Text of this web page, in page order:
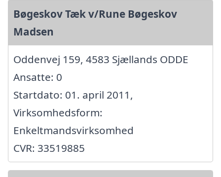
Bøgeskov Tæk v/Rune Bøgeskov
Madsen
Oddenvej 159, 4583 Sjællands ODDE
Ansatte: 0
Startdato: 01. april 2011,
Virksomhedsform:
Enkeltmandsvirksomhed
CVR: 33519885